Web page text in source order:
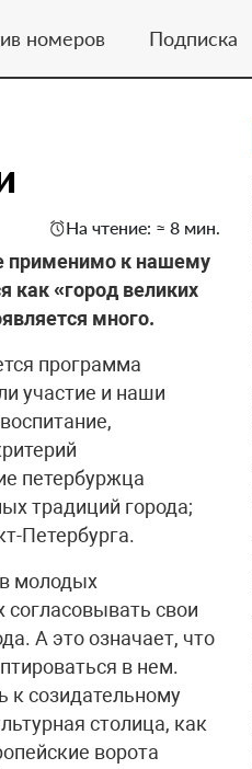
номеров Подписка
На чтение: ≈ 8 мин.
применимо к нашему
как «город великих
много.
программа
участие и наши
петербуржца
традиций города;
Петербурга.
молодых
свои
А это означает, что
в нем.
к созидательному
столица, как
ворота